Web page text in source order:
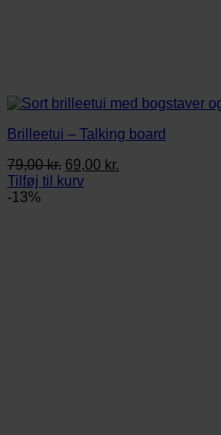
Brilleetui – Talking board
79,00kr. Den
oprindelige
69,00 kr.
Tilføj til kurv
-13%